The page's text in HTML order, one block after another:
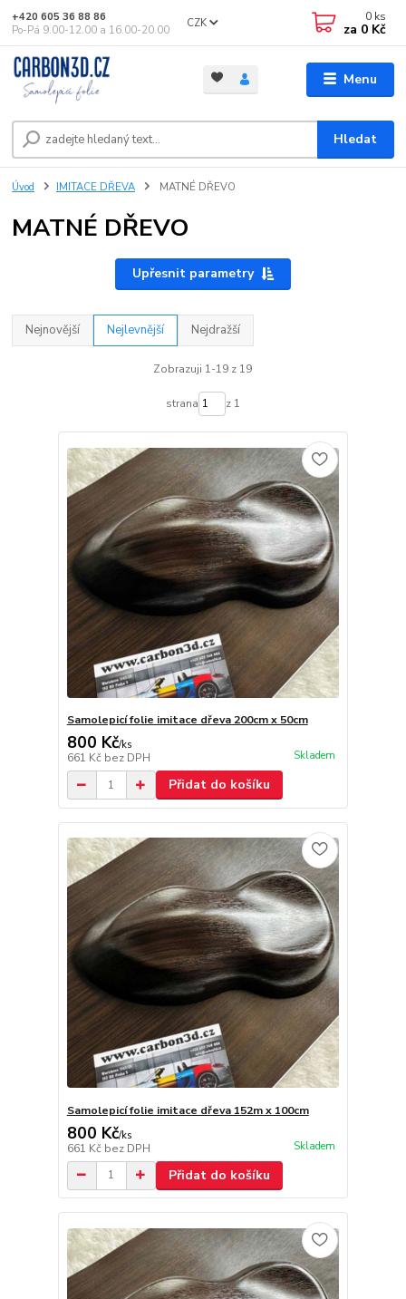
Menu
CZK
Hledat
+420 605 36 88 86
Po-Pá 9.00-12.00 a 16.00-20.00
0 ks
za 0 Kč
Úvod IMITACE DŘEVA MATNÉ DŘEVO
MATNÉ DŘEVO
Upřesnit parametry
Nejnovější Nejlevnější Nejdražší
Zobrazuji 1-19 z 19
strana z 1
Samolepicí folie imitace dřeva 200cm x 50cm
800 Kč/ks
661 Kč bez DPH Skladem
Přidat do košíku
Samolepicí folie imitace dřeva 152m x 100cm
800 Kč/ks
661 Kč bez DPH Skladem
Přidat do košíku